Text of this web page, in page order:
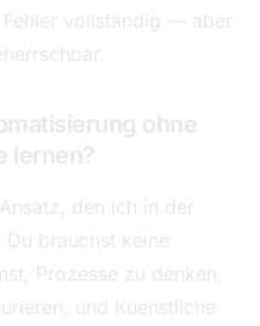
vollständig — aber
ohne
lernen?
den ich in der
brauchst keine
Prozesse zu denken,
und Kuenstliche